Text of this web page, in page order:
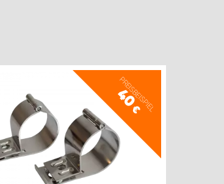
PREISBEISPIEL
40
€